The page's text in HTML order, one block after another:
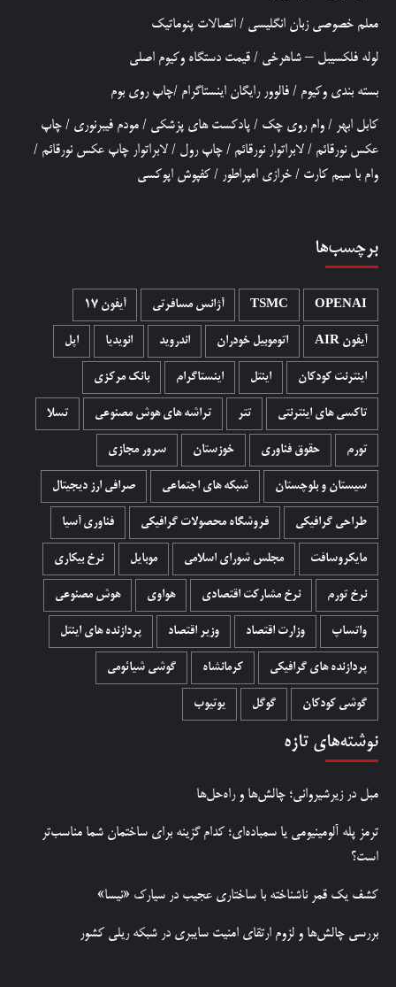
معلم خصوصی زبان انگلیسی / اتصالات پنوماتیک
لوله فلکسیبل – شاهرخی / قیمت دستگاه وکیوم اصلی
بسته بندی وکیوم / فالوور رایگان اینستاگرام /چاپ روی بوم
کابل ابهر / وام روی چک / پادکست های پزشکی / مودم فیبرنوری / چاپ
عکس نورقائم / لابراتوار نورقائم / چاپ رول / لابراتوار چاپ عکس نورقائم /
وام با سیم کارت / خرازی امپراطور / کفپوش اپوکسی
برچسب‌ها
OPENAI
TSMC آژانس مسافرتی آیفون 17
آیفون AIR اتوموبیل خودران اندروید انویدیا اپل
اینترنت کودکان اینتل اینستاگرام بانک مرکزی
تاکسی های اینترنتی تتر تراشه های هوش مصنوعی تسلا
تورم حقوق فناوری خوزستان سرور مجازی
سیستان و بلوچستان شبکه های اجتماعی صرافی ارز دیجیتال
طراحی گرافیکی فروشگاه محصولات گرافيکی فناوری آسیا
مایکروسافت مجلس شورای اسلامی موبایل نرخ بیکاری
نرخ تورم نرخ مشارکت اقتصادی هواوی هوش مصنوعی
واتساپ وزارت اقتصاد وزیر اقتصاد پردازنده های اینتل
پردازنده های گرافیکی کرمانشاه گوشی شیائومی
گوشی کودکان گوگل یوتیوب
نوشته‌های تازه
مبل در زیرشیروانی؛ چالش‌ها و راه‌حل‌ها
ترمز پله آلومینیومی یا سمباده‌ای؛ کدام گزینه برای ساختمان شما مناسب‌تر
است؟
کشف یک قمر ناشناخته با ساختاری عجیب در سیارک «نیسا»
بررسی چالش‌ها و لزوم ارتقای امنیت سایبری در شبکه ریلی کشور